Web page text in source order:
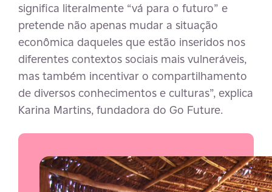
significa literalmente “vá para o futuro” e
pretende não apenas mudar a situação
econômica daqueles que estão inseridos nos
diferentes contextos sociais mais vulneráveis,
mas também incentivar o compartilhamento
de diversos conhecimentos e culturas”, explica
Karina Martins, fundadora do Go Future.